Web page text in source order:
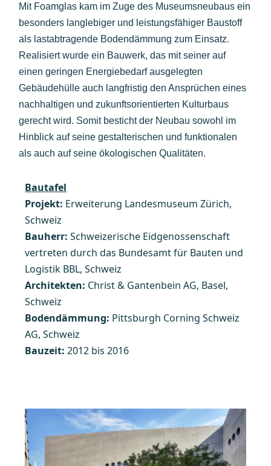
Mit Foamglas kam im Zuge des Museumsneubaus ein
besonders langlebiger und leistungsfähiger Baustoff
als lastabtragende Bodendämmung zum Einsatz.
Realisiert wurde ein Bauwerk, das mit seiner auf
einen geringen Energiebedarf ausgelegten
Gebäudehülle auch langfristig den Ansprüchen eines
nachhaltigen und zukunftsorientierten Kulturbaus
gerecht wird. Somit besticht der Neubau sowohl im
Hinblick auf seine gestalterischen und funktionalen
als auch auf seine ökologischen Qualitäten.
Bautafel
Projekt: Erweiterung Landesmuseum Zürich,
Schweiz
Bauherr: Schweizerische Eidgenossenschaft
vertreten durch das Bundesamt für Bauten und
Logistik BBL, Schweiz
Architekten: Christ & Gantenbein AG, Basel,
Schweiz
Bodendämmung: Pittsburgh Corning Schweiz
AG, Schweiz
Bauzeit: 2012 bis 2016